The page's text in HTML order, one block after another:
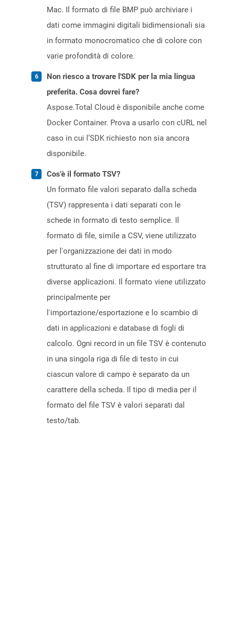
Mac. Il formato di file BMP può archiviare i
dati come immagini digitali bidimensionali sia
in formato monocromatico che di colore con
varie profondità di colore.
Non riesco a trovare l'SDK per la mia lingua
preferita. Cosa dovrei fare?
Aspose.Total Cloud è disponibile anche come
Docker Container. Prova a usarlo con cURL nel
caso in cui l’SDK richiesto non sia ancora
disponibile.
Cos'è il formato TSV?
Un formato file valori separato dalla scheda
(TSV) rappresenta i dati separati con le
schede in formato di testo semplice. Il
formato di file, simile a CSV, viene utilizzato
per l'organizzazione dei dati in modo
strutturato al fine di importare ed esportare tra
diverse applicazioni. Il formato viene utilizzato
principalmente per
l'importazione/esportazione e lo scambio di
dati in applicazioni e database di fogli di
calcolo. Ogni record in un file TSV è contenuto
in una singola riga di file di testo in cui
ciascun valore di campo è separato da un
carattere della scheda. Il tipo di media per il
formato del file TSV è valori separati dal
testo/tab.